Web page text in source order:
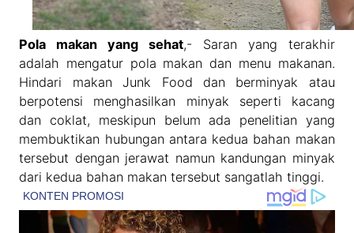
Pola makan yang sehat,- Saran yang terakhir
adalah mengatur pola makan dan menu makanan.
Hindari makan Junk Food dan berminyak atau
berpotensi menghasilkan minyak seperti kacang
dan coklat, meskipun belum ada penelitian yang
membuktikan hubungan antara kedua bahan makan
tersebut dengan jerawat namun kandungan minyak
dari kedua bahan makan tersebut sangatlah tinggi.